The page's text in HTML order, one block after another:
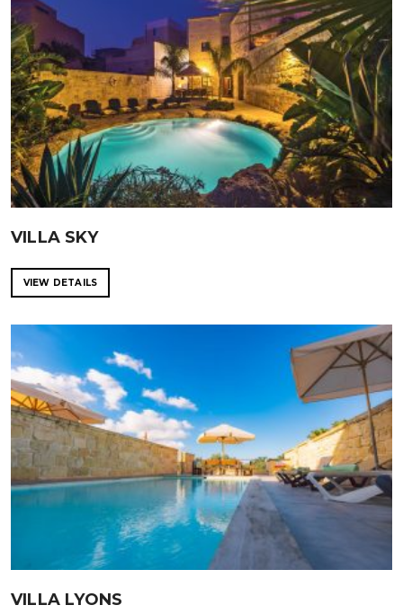
VILLA SKY
VIEW DETAILS
VILLA LYONS